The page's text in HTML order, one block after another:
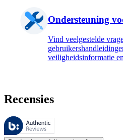
Ondersteuning
Vind veelgestelde
veiligheidsinformatie
Recensies
Deze beoordelingen worden